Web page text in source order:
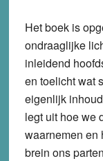
Het boek is
ondraaglijke
inleidend
en toelicht wat
eigenlijk
legt uit hoe we
waarnemen en
brein ons